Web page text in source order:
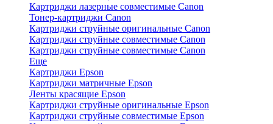
Картриджи лазерные совместимые Canon
Тонер-картриджи Canon
Картриджи струйные оригинальные Canon
Картриджи струйные совместимые Canon
Картриджи струйные совместимые Canon
Еще
Картриджи Epson
Картриджи матричные Epson
Ленты красящие Epson
Картриджи струйные оригинальные Epson
Картриджи струйные совместимые Epson